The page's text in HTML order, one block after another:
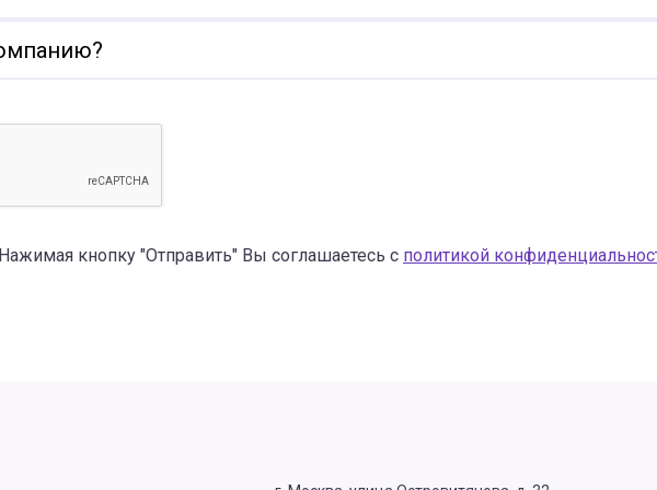
Нажимая кнопку "Отправить" Вы соглашаетесь с политикой